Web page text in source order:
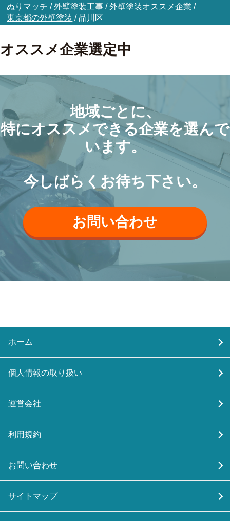
ぬりマッチ /外壁塗装工事 /外壁塗装オススメ企業 /
東京都の外壁塗装 /品川区
オススメ企業選定中
地域ごとに、
特にオススメできる企業を選んで
います。
今しばらくお待ち下さい。
お問い合わせ
ホーム
個人情報の取り扱い
運営会社
利用規約
お問い合わせ
サイトマップ